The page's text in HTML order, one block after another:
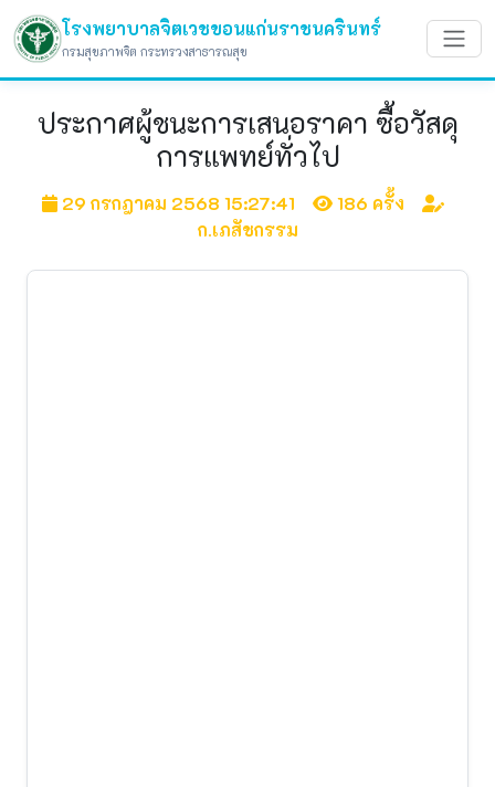
โรงพยาบาลจิตเวชขอนแก่นราชนครินทร์
กรมสุขภาพจิต กระทรวงสาธารณสุข
ประกาศผู้ชนะการเสนอราคา ซื้อวัสดุ
การแพทย์ทั่วไป
29 กรกฎาคม 2568 15:27:41
186 ครั้ง
ก.เภสัชกรรม